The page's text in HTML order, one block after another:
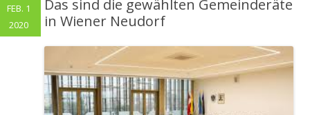
Das sind die gewählten Gemeinderäte
in Wiener Neudorf
FEB. 1
2020